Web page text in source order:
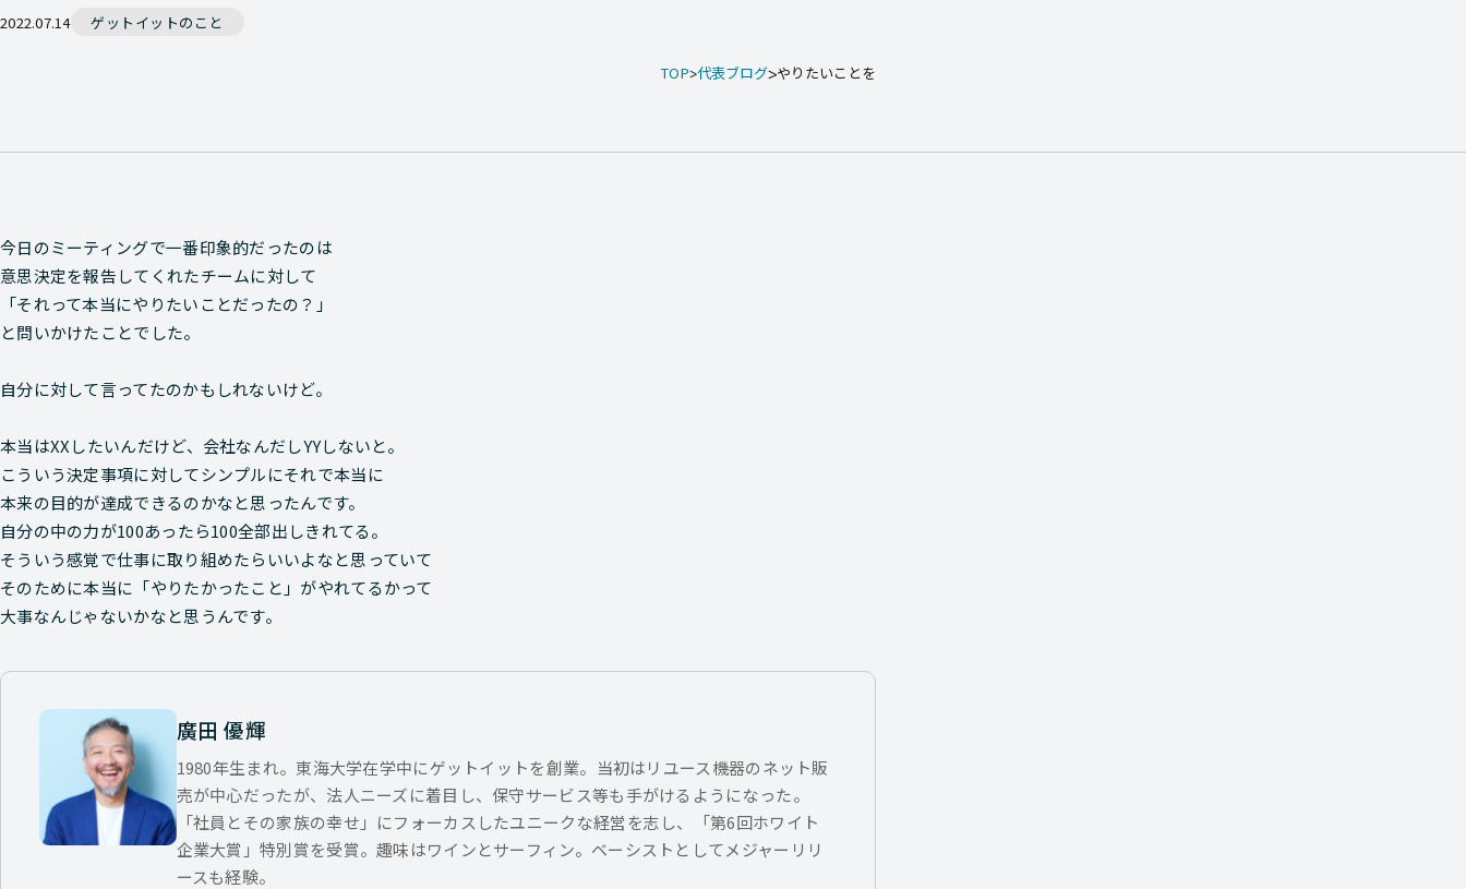
2022.07.14 ゲットイットのこと
TOP 代表ブログ やりたいことを
今日のミーティングで一番印象的だったのは
意思決定を報告してくれたチームに対して
「それって本当にやりたいことだったの？」
と問いかけたことでした。
自分に対して言ってたのかもしれないけど。
本当はXXしたいんだけど、会社なんだしYYしないと。
こういう決定事項に対してシンプルにそれで本当に
本来の目的が達成できるのかなと思ったんです。
自分の中の力が100あったら100全部出しきれてる。
そういう感覚で仕事に取り組めたらいいよなと思っていて
そのために本当に「やりたかったこと」がやれてるかって
大事なんじゃないかなと思うんです。
廣田 優輝
1980年生まれ。東海大学在学中にゲットイットを創業。当初はリユース機器のネット販
売が中心だったが、法人ニーズに着目し、保守サービス等も手がけるようになった。
「社員とその家族の幸せ」にフォーカスしたユニークな経営を志し、「第6回ホワイト
企業大賞」特別賞を受賞。趣味はワインとサーフィン。ベーシストとしてメジャーリリ
ースも経験。